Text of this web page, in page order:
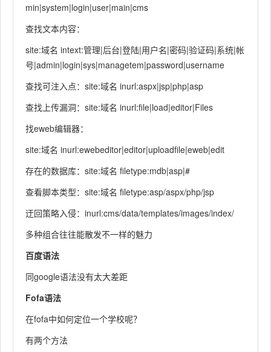
min|system|login|user|main|cms
查找文本内容：
site:域名 intext:管理|后台|登陆|用户名|密码|验证码|系统|帐
号|admin|login|sys|managetem|password|username
查找可注入点：site:域名 inurl:aspx|jsp|php|asp
查找上传漏洞：site:域名 inurl:file|load|editor|Files
找eweb编辑器：
site:域名 inurl:ewebeditor|editor|uploadfile|eweb|edit
存在的数据库：site:域名 filetype:mdb|asp|#
查看脚本类型：site:域名 filetype:asp/aspx/php/jsp
迂回策略入侵：inurl:cms/data/templates/images/index/
多种组合往往能散发不一样的魅力
百度语法
同google语法没有太大差距
Fofa语法
在fofa中如何定位一个学校呢？
有两个方法